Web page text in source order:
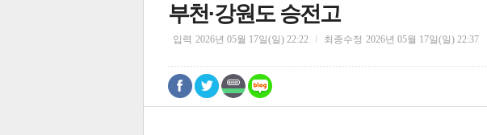
부천·강원도 승전고
입력 2026년 05월 17일(일) 22:22 최종수정 2026년 05월 17일(일) 22:37
0